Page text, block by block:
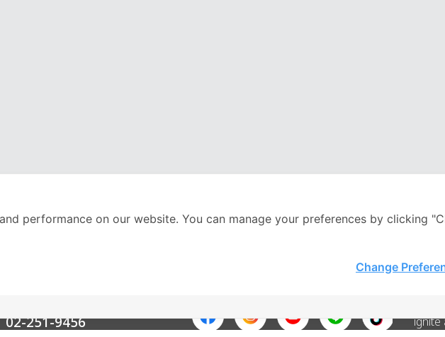
02-251-9456
บริษั
ignite
performance on our website. You can manage your preferences by clicking
Change